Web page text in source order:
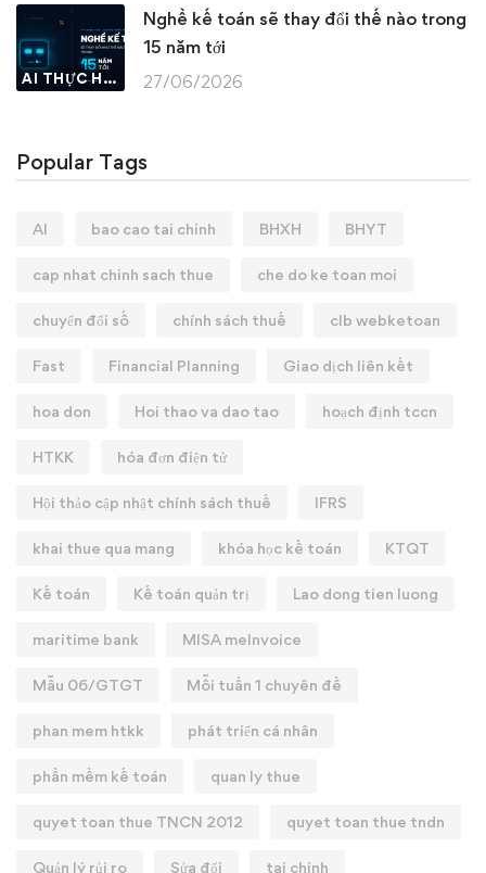
AI THỰC HÀNH
Nghề kế toán sẽ thay đổi thế nào trong
15 năm tới
27/06/2026
Popular Tags
AI bao cao tai chinh BHXH BHYT
cap nhat chinh sach thue che do ke toan moi
chuyển đổi số chính sách thuế clb webketoan
Fast Financial Planning Giao dịch liên kết
hoa don Hoi thao va dao tao hoạch định tccn
HTKK hóa đơn điện tử
Hội thảo cập nhật chính sách thuế IFRS
khai thue qua mang khóa học kế toán KTQT
Kế toán Kế toán quản trị Lao dong tien luong
maritime bank MISA meInvoice
Mẫu 06/GTGT Mỗi tuần 1 chuyên đề
phan mem htkk phát triển cá nhân
phần mềm kế toán quan ly thue
quyet toan thue TNCN 2012 quyet toan thue tndn
Quản lý rủi ro Sửa đổi tai chinh